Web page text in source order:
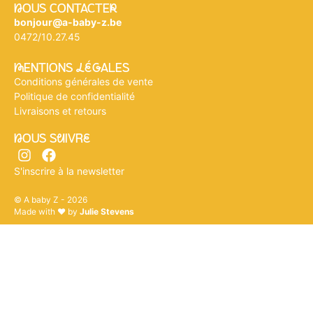
nOUS CONTACTEr
bonjour@a-baby-z.be
0472/10.27.45
mENTIONS légALES
Conditions générales de vente
Politique de confidentialité
Livraisons et retours
nOUS SuIVRe
S'inscrire à la newsletter
© A baby Z - 2026
Made with ♥ by Julie Stevens